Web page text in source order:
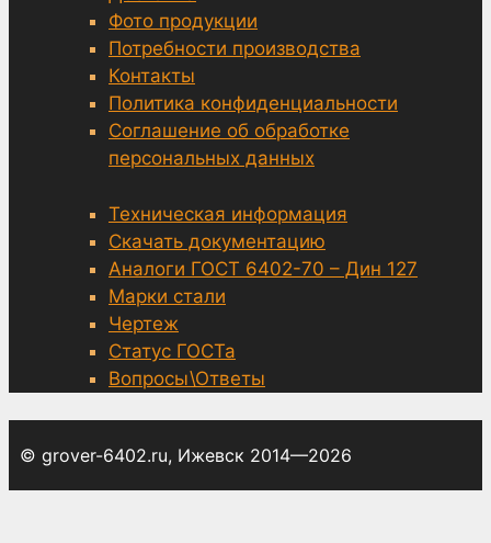
Фото продукции
Потребности производства
Контакты
Политика конфиденциальности
Соглашение об обработке
персональных данных
Техническая информация
Скачать документацию
Аналоги ГОСТ 6402-70 – Дин 127
Марки стали
Чертеж
Статус ГОСТа
Вопросы\Ответы
© grover-6402.ru, Ижевск 2014—2026